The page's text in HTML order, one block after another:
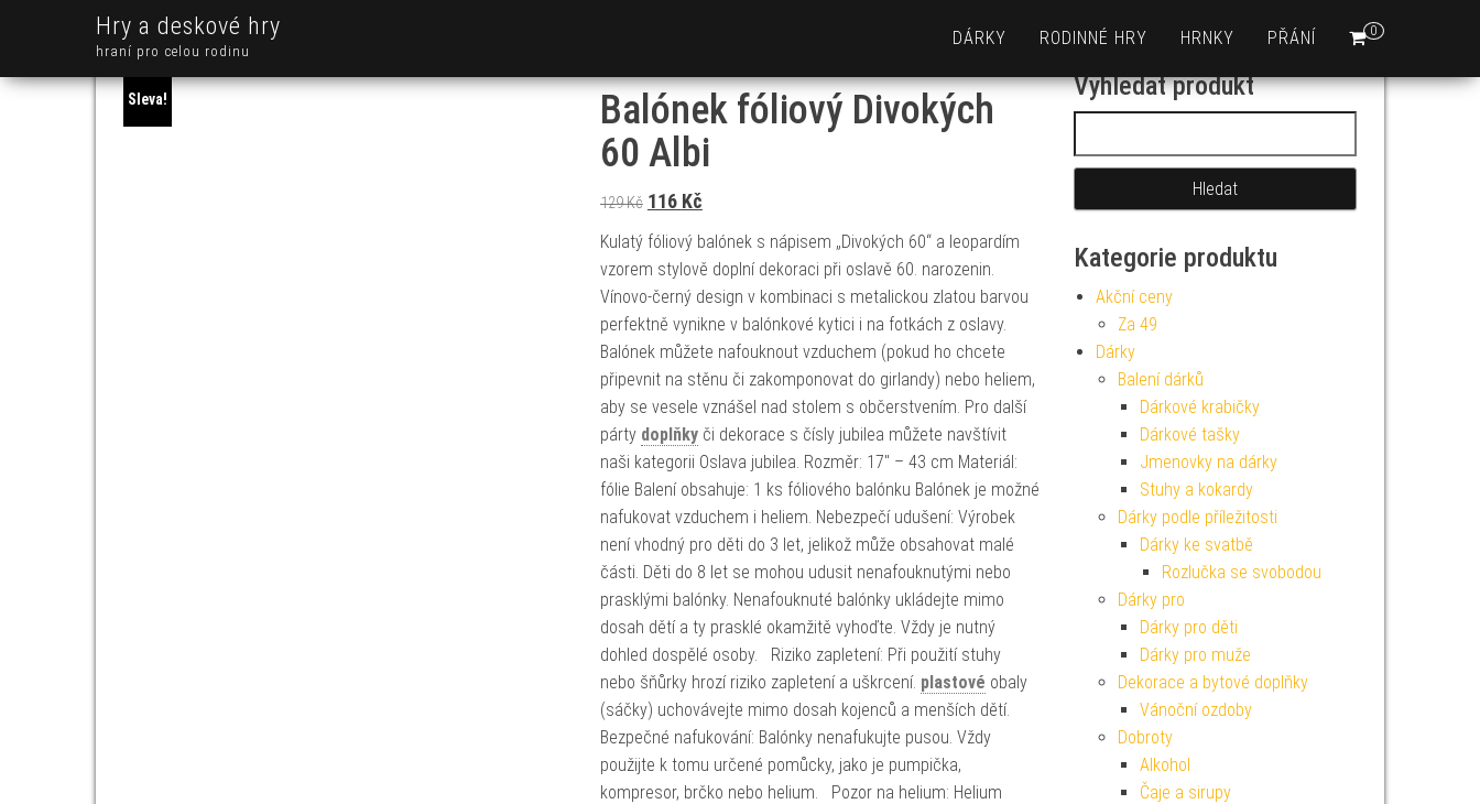
Hry a deskové hry
hraní pro celou rodinu
0
DÁRKY RODINNÉ HRY HRNKY PŘÁNÍ
Sleva!
Balónek fóliový Divokých
60 Albi
129Kč Původní cena byla: 129 Kč.
116 KčAktuální cena je: 116 Kč.
Kulatý fóliový balónek s nápisem „Divokých 60“ a leopardím
vzorem stylově doplní dekoraci při oslavě 60. narozenin.
Vínovo-černý design v kombinaci s metalickou zlatou barvou
perfektně vynikne v balónkové kytici i na fotkách z oslavy.
Balónek můžete nafouknout vzduchem (pokud ho chcete
připevnit na stěnu či zakomponovat do girlandy) nebo heliem,
aby se vesele vznášel nad stolem s občerstvením. Pro další
párty doplňkyči dekorace s čísly jubilea můžete navštívit
naši kategorii Oslava jubilea. Rozměr: 17" – 43 cm Materiál:
fólie Balení obsahuje: 1 ks fóliového balónku Balónek je možné
nafukovat vzduchem i heliem. Nebezpečí udušení: Výrobek
není vhodný pro děti do 3 let, jelikož může obsahovat malé
části. Děti do 8 let se mohou udusit nenafouknutými nebo
prasklými balónky. Nenafouknuté balónky ukládejte mimo
dosah dětí a ty prasklé okamžitě vyhoďte. Vždy je nutný
dohled dospělé osoby. Riziko zapletení: Při použití stuhy
nebo šňůrky hrozí riziko zapletení a uškrcení. plastové obaly
(sáčky) uchovávejte mimo dosah kojenců a menších dětí.
Bezpečné nafukování: Balónky nenafukujte pusou. Vždy
použijte k tomu určené pomůcky, jako je pumpička,
kompresor, brčko nebo helium. Pozor na helium: Helium
Vyhledat produkt
Kategorie produktu
Akční ceny
Za 49
Dárky
Balení dárků
Dárkové krabičky
Dárkové tašky
Jmenovky na dárky
Stuhy a kokardy
Dárky podle příležitosti
Dárky ke svatbě
Rozlučka se svobodou
Dárky pro
Dárky pro děti
Dárky pro muže
Dekorace a bytové doplňky
Vánoční ozdoby
Dobroty
Alkohol
Čaje a sirupy